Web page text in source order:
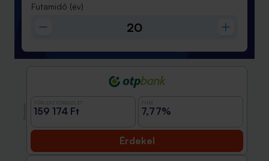
Futamidő (év)
159 174 Ft 7,77%
Érdekel